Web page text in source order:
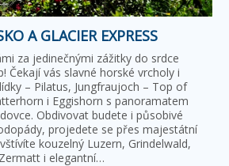
A GLACIER EXPRESS
za jedinečnými zážitky do srdce
Čekají vás slavné horské vrcholy i
– Pilatus, Jungfraujoch – Top of
i Eggishorn s panoramatem
Obdivovat budete i působivé
projedete se přes majestátní
kouzelný Luzern, Grindelwald,
Zermatt i elegantní…